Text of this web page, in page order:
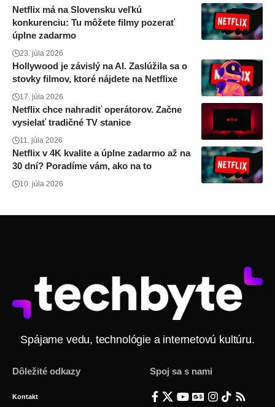
Netflix má na Slovensku veľkú
konkurenciu: Tu môžete filmy pozerať
úplne zadarmo
23. júla 2026
Hollywood je závislý na AI. Zaslúžila sa o
stovky filmov, ktoré nájdete na Netflixe
17. júla 2026
Netflix chce nahradiť operátorov. Začne
vysielať tradičné TV stanice
11. júla 2026
Netflix v 4K kvalite a úplne zadarmo až na
30 dní? Poradíme vám, ako na to
10. júla 2026
Spájame vedu, technológie a internetovú kultúru.
Dôležité odkazy
Kontakt
Spoj sa s nami